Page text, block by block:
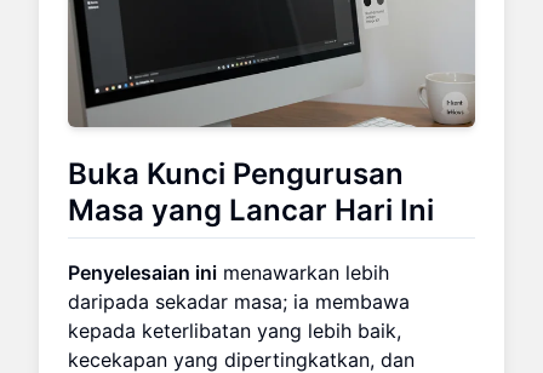
Buka Kunci Pengurusan
Masa yang Lancar Hari Ini
Penyelesaian ini menawarkan lebih
daripada sekadar masa; ia membawa
kepada keterlibatan yang lebih baik,
kecekapan yang dipertingkatkan, dan